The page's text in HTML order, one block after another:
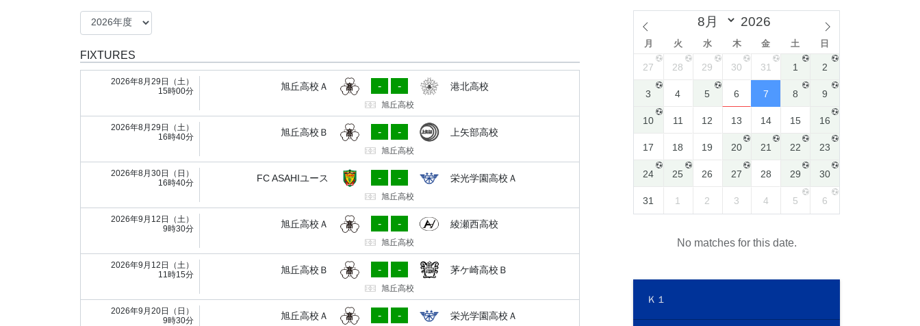
FIXTURES
2026年8月29日（土）
15時00分
旭丘高校Ａ - - 港北高校
旭丘高校
2026年8月29日（土）
16時40分
旭丘高校Ｂ - - 上矢部高校
旭丘高校
2026年8月30日（日）
16時40分
FC ASAHIユース - - 栄光学園高校Ａ
旭丘高校
2026年9月12日（土）
9時30分
旭丘高校Ａ - - 綾瀬西高校
旭丘高校
2026年9月12日（土）
11時15分
旭丘高校Ｂ - - 茅ケ崎高校Ｂ
旭丘高校
2026年9月20日（日）
9時30分
旭丘高校Ａ - - 栄光学園高校Ａ
月 火 水 木 金 土 日
27 28 29 30 31 1 2
3 4 5 6 7 8 9
10 11 12 13 14 15 16
17 18 19 20 21 22 23
24 25 26 27 28 29 30
31 1 2 3 4 5 6
No matches for this date.
Ｋ１